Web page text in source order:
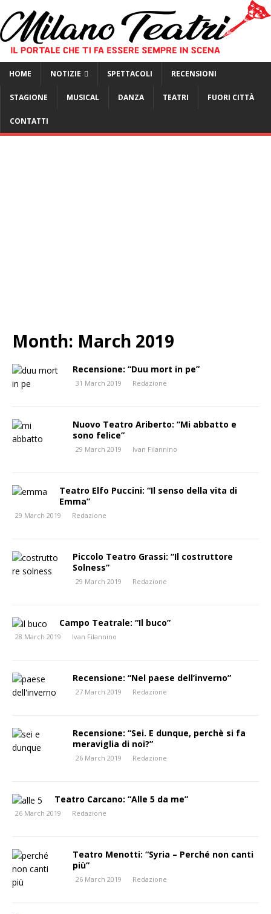
HOME NOTIZIE SPETTACOLI RECENSIONI
STAGIONE MUSICAL DANZA TEATRI FUORI CITTÀ
CONTATTI
Month: March 2019
Recensione: “Duu mort in pe”
31 March 2019 Redazione
Nuovo Teatro Ariberto: “Mi abbatto e
sono felice”
29 March 2019 Ivan Filannino
Teatro Elfo Puccini: “Il senso della vita di
Emma”
29 March 2019 Redazione
Piccolo Teatro Grassi: “Il costruttore
Solness”
29 March 2019 Redazione
Campo Teatrale: “Il buco”
28 March 2019 Ivan Filannino
Recensione: “Nel paese dell’inverno”
27 March 2019 Redazione
Recensione: “Sei. E dunque, perchè si fa
meraviglia di noi?”
26 March 2019 Redazione
Teatro Carcano: “Alle 5 da me”
26 March 2019 Redazione
Teatro Menotti: “Syria – Perché non canti
più”
26 March 2019 Redazione